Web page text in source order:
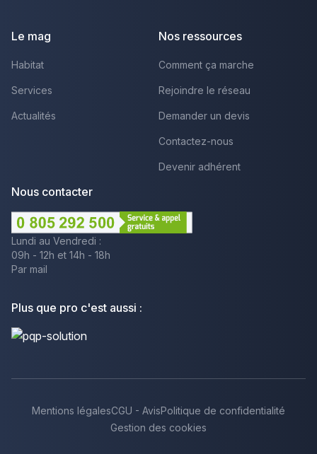
Le mag
Habitat
Services
Actualités
Nos ressources
Comment ça marche
Rejoindre le réseau
Demander un devis
Contactez-nous
Devenir adhérent
Nous contacter
Lundi au Vendredi :
09h - 12h et 14h - 18h
Par mail
Plus que pro c'est aussi :
Mentions légalesCGU - AvisPolitique de confidentialité
Gestion des cookies